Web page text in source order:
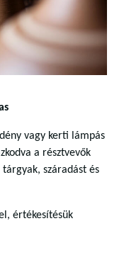
vagy kerti lámpás
a résztvevők
száradást és
értékesítésük